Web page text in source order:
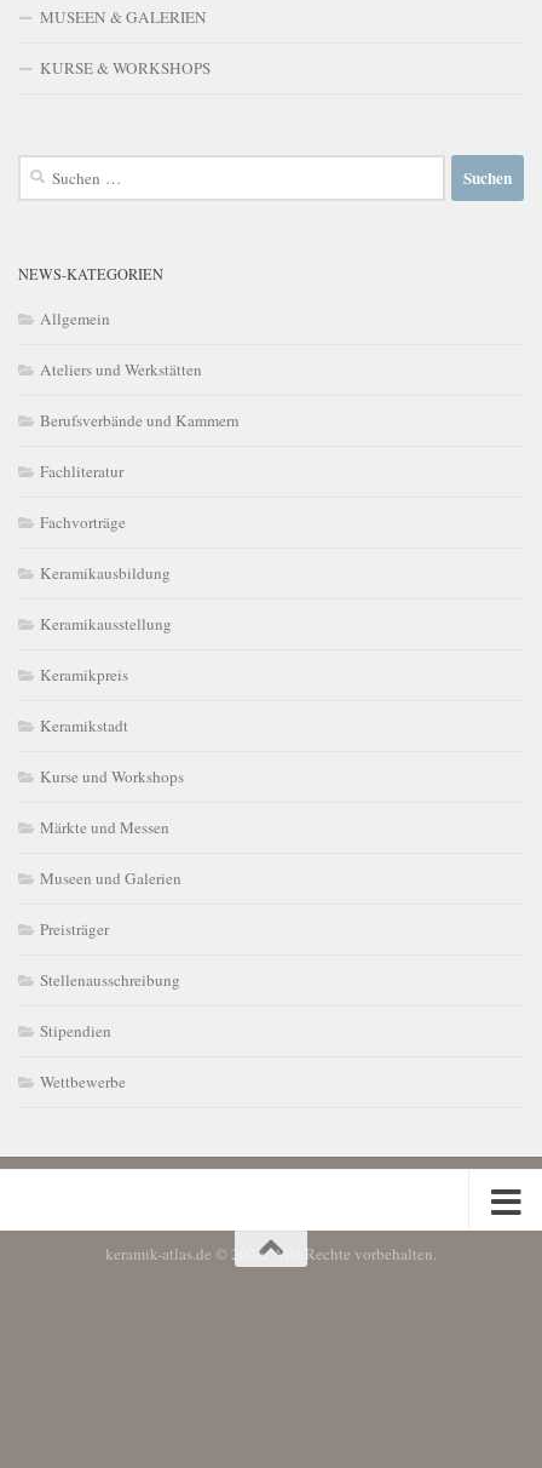
MUSEEN & GALERIEN
KURSE & WORKSHOPS
Suchen
NEWS-KATEGORIEN
Allgemein
Ateliers und Werkstätten
Berufsverbände und Kammern
Fachliteratur
Fachvorträge
Keramikausbildung
Keramikausstellung
Keramikpreis
Keramikstadt
Kurse und Workshops
Märkte und Messen
Museen und Galerien
Preisträger
Stellenausschreibung
Stipendien
Wettbewerbe
keramik-atlas.de © 2026. Alle Rechte vorbehalten.